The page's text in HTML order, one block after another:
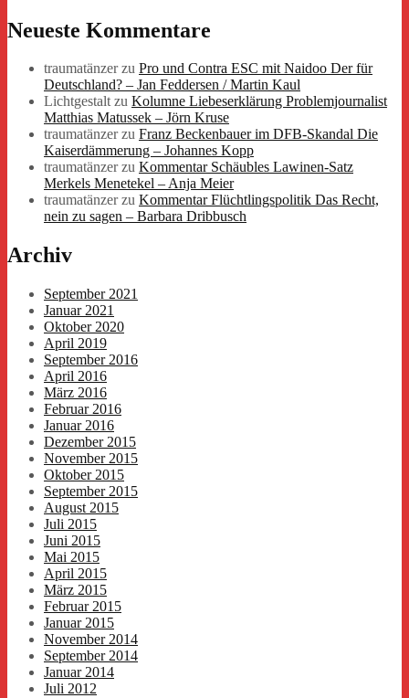
Neueste Kommentare
traumatänzerzu Pro und Contra ESC mit Naidoo Der für
Deutschland? – Jan Feddersen / Martin Kaul
Lichtgestaltzu Kolumne Liebeserklärung Problemjournalist
Matthias Matussek – Jörn Kruse
traumatänzerzu Franz Beckenbauer im DFB-Skandal Die
Kaiserdämmerung – Johannes Kopp
traumatänzerzu Kommentar Schäubles Lawinen-Satz
Merkels Menetekel – Anja Meier
traumatänzerzu Kommentar Flüchtlingspolitik Das Recht,
nein zu sagen – Barbara Dribbusch
Archiv
September 2021
Januar 2021
Oktober 2020
April 2019
September 2016
April 2016
März 2016
Februar 2016
Januar 2016
Dezember 2015
November 2015
Oktober 2015
September 2015
August 2015
Juli 2015
Juni 2015
Mai 2015
April 2015
März 2015
Februar 2015
Januar 2015
November 2014
September 2014
Januar 2014
Juli 2012